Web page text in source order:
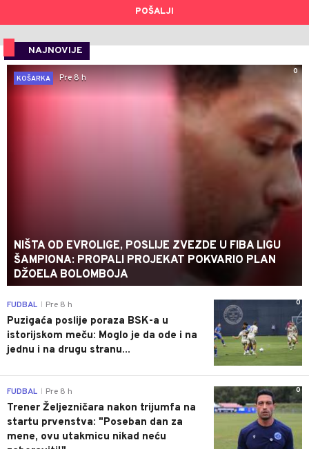
POŠALJI
NAJNOVIJE
0
KOŠARKA
Pre 8 h
NIŠTA OD EVROLIGE, POSLIJE ZVEZDE U FIBA LIGU
ŠAMPIONA: PROPALI PROJEKAT POKVARIO PLAN
DŽOELA BOLOMBOJA
0
FUDBAL Pre 8 h
Puzigaća poslije poraza BSK-a u
istorijskom meču: Moglo je da ode i na
jednu i na drugu stranu...
0
FUDBAL Pre 8 h
Trener Željezničara nakon trijumfa na
startu prvenstva: "Poseban dan za
mene, ovu utakmicu nikad neću